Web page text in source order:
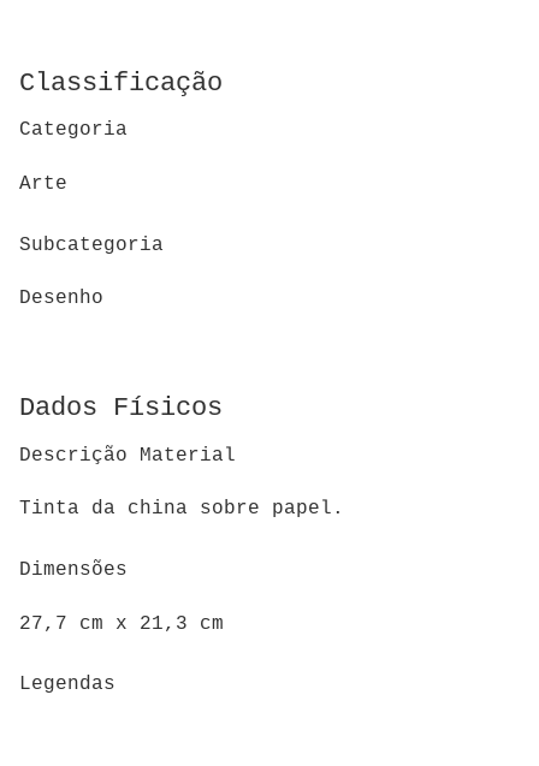
Classificação
Categoria
Arte
Subcategoria
Desenho
Dados Físicos
Descrição Material
Tinta da china sobre papel.
Dimensões
27,7 cm x 21,3 cm
Legendas